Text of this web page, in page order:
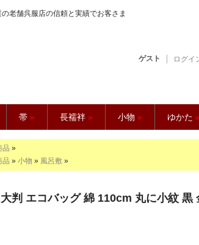
老舗呉服店の信頼と実績でお客さま
】
ゲスト ログイ
帯 » 長襦袢 » 小物 » ゆかた »
品 »
品 » 小物 » 風呂敷 »
判 エコバッグ 綿 110cm 丸に小紋 黒